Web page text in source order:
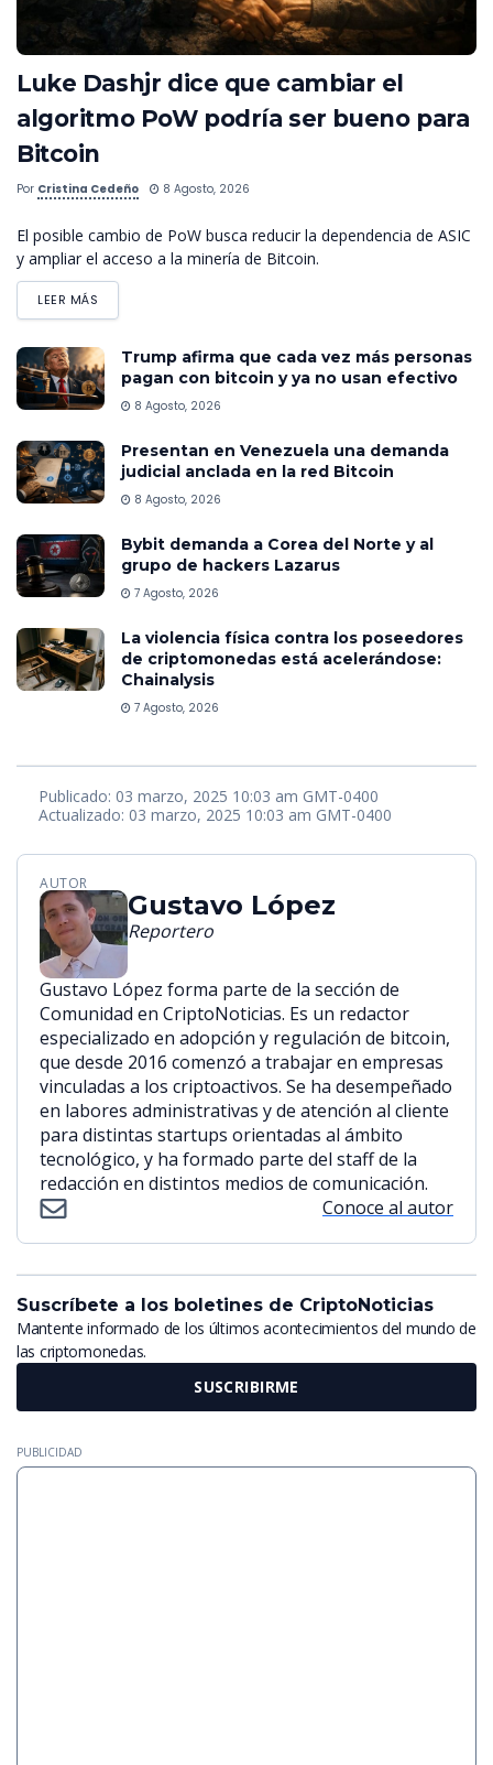
Luke Dashjr dice que cambiar el
algoritmo PoW podría ser bueno para
Bitcoin
Por Cristina Cedeño 8 Agosto, 2026
El posible cambio de PoW busca reducir la dependencia de ASIC
y ampliar el acceso a la minería de Bitcoin.
LEER MÁS
Trump afirma que cada vez más personas
pagan con bitcoin y ya no usan efectivo
8 Agosto, 2026
Presentan en Venezuela una demanda
judicial anclada en la red Bitcoin
8 Agosto, 2026
Bybit demanda a Corea del Norte y al
grupo de hackers Lazarus
7 Agosto, 2026
La violencia física contra los poseedores
de criptomonedas está acelerándose:
Chainalysis
7 Agosto, 2026
Publicado: 03 marzo, 2025 10:03 am GMT-0400
Actualizado: 03 marzo, 2025 10:03 am GMT-0400
AUTOR
Gustavo López
Reportero
Gustavo López forma parte de la sección de
Comunidad en CriptoNoticias. Es un redactor
especializado en adopción y regulación de bitcoin,
que desde 2016 comenzó a trabajar en empresas
vinculadas a los criptoactivos. Se ha desempeñado
en labores administrativas y de atención al cliente
para distintas startups orientadas al ámbito
tecnológico, y ha formado parte del staff de la
redacción en distintos medios de comunicación.
Conoce al autor
Suscríbete a los boletines de CriptoNoticias
Mantente informado de los últimos acontecimientos del mundo de
las criptomonedas.
SUSCRIBIRME
PUBLICIDAD